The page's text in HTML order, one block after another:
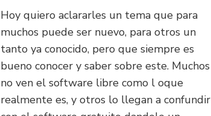
Hoy quiero aclararles un tema que para
muchos puede ser nuevo, para otros un
tanto ya conocido, pero que siempre es
bueno conocer y saber sobre este. Muchos
no ven el software libre como l oque
realmente es, y otros lo llegan a confundir